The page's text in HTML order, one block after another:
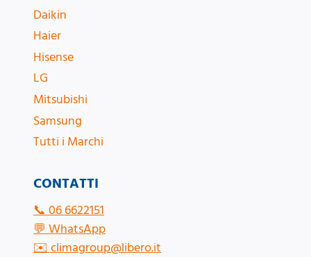
CONTATTI
📞06 6622151
💬WhatsApp
✉️climagroup@libero.it
Daikin
Haier
Hisense
LG
Mitsubishi
Samsung
Tutti i Marchi